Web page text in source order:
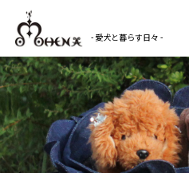
- 愛犬と暮らす日々 -